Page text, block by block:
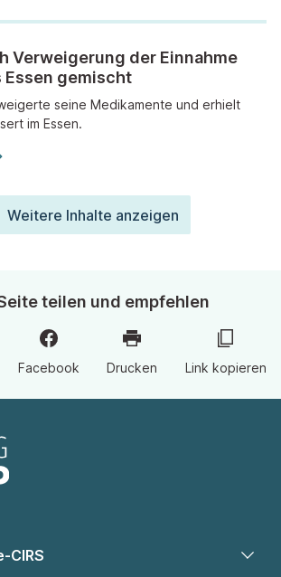
Verweigerung der Einnahme
gemischt
seine Medikamente und erhielt
im Essen.
Weitere Inhalte anzeigen
teilen und empfehlen
Facebook Drucken Link kopieren
CIRS